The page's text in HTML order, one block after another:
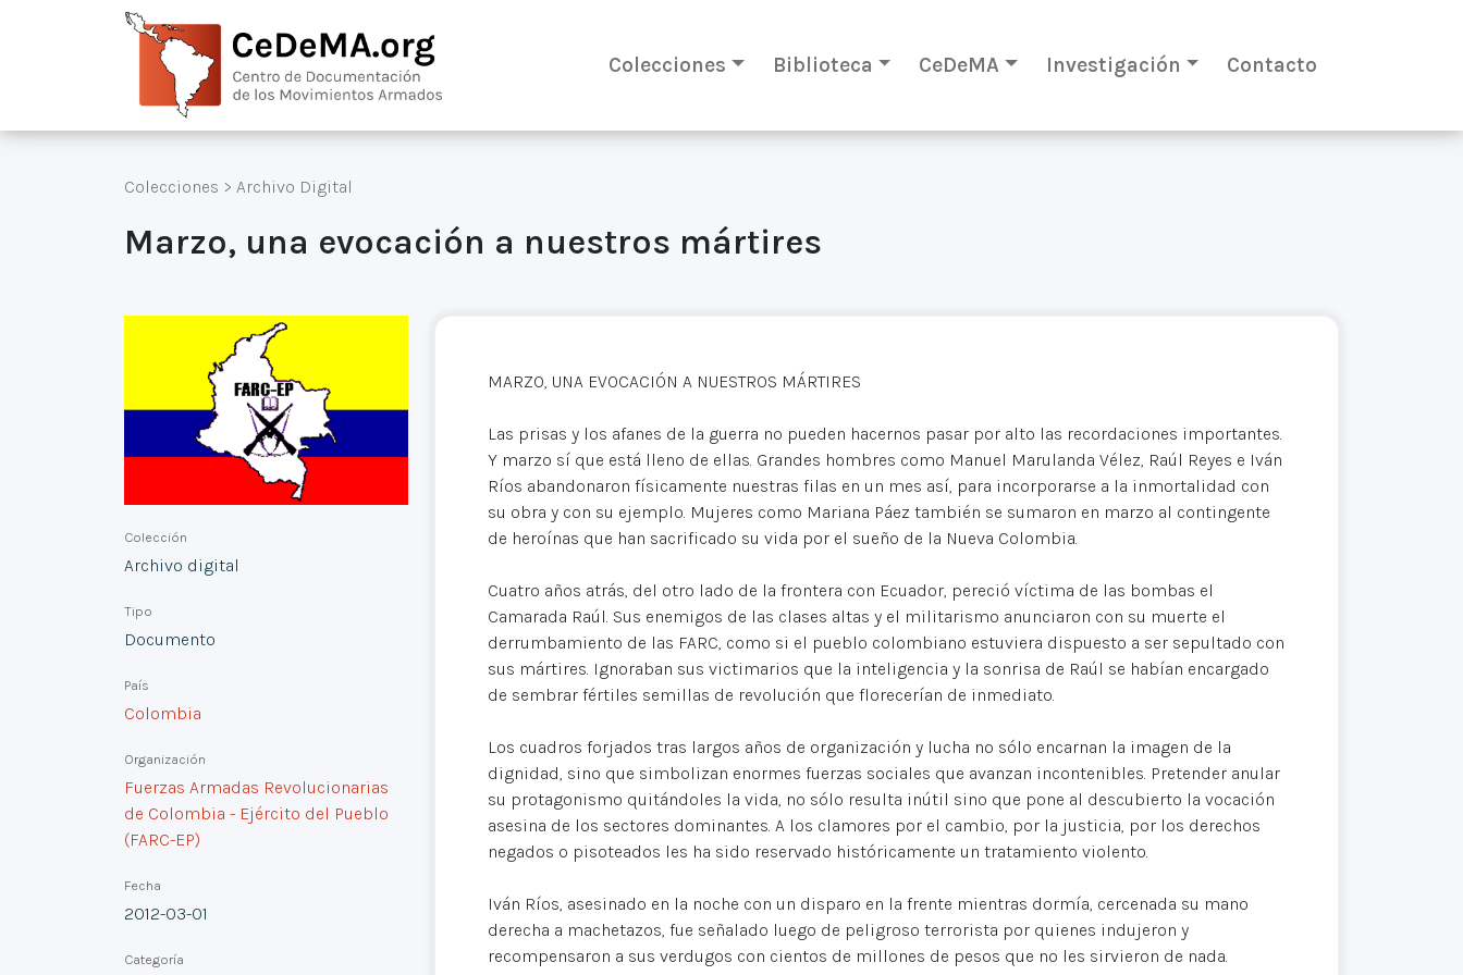
Colecciones Biblioteca CeDeMA Investigación Contacto
Colecciones > Archivo Digital
Marzo, una evocación a nuestros mártires
Colección
Archivo digital
Tipo
Documento
País
Colombia
Organización
Fuerzas Armadas Revolucionarias
de Colombia - Ejército del Pueblo
(FARC-EP)
Fecha
2012-03-01
Categoría
MARZO, UNA EVOCACIÓN A NUESTROS MÁRTIRES
Las prisas y los afanes de la guerra no pueden hacernos pasar por alto las recordaciones importantes.
Y marzo sí que está lleno de ellas. Grandes hombres como Manuel Marulanda Vélez, Raúl Reyes e Iván
Ríos abandonaron físicamente nuestras filas en un mes así, para incorporarse a la inmortalidad con
su obra y con su ejemplo. Mujeres como Mariana Páez también se sumaron en marzo al contingente
de heroínas que han sacrificado su vida por el sueño de la Nueva Colombia.
Cuatro años atrás, del otro lado de la frontera con Ecuador, pereció víctima de las bombas el
Camarada Raúl. Sus enemigos de las clases altas y el militarismo anunciaron con su muerte el
derrumbamiento de las FARC, como si el pueblo colombiano estuviera dispuesto a ser sepultado con
sus mártires. Ignoraban sus victimarios que la inteligencia y la sonrisa de Raúl se habían encargado
de sembrar fértiles semillas de revolución que florecerían de inmediato.
Los cuadros forjados tras largos años de organización y lucha no sólo encarnan la imagen de la
dignidad, sino que simbolizan enormes fuerzas sociales que avanzan incontenibles. Pretender anular
su protagonismo quitándoles la vida, no sólo resulta inútil sino que pone al descubierto la vocación
asesina de los sectores dominantes. A los clamores por el cambio, por la justicia, por los derechos
negados o pisoteados les ha sido reservado históricamente un tratamiento violento.
Iván Ríos, asesinado en la noche con un disparo en la frente mientras dormía, cercenada su mano
derecha a machetazos, fue señalado luego de peligroso terrorista por quienes indujeron y
recompensaron a sus verdugos con cientos de millones de pesos que no les sirvieron de nada.